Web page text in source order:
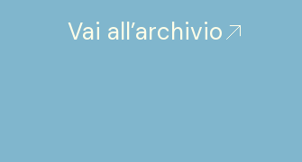
Vai all’archivio